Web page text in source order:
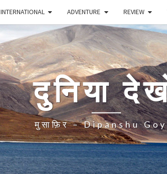
INTERNATIONAL ADVENTURE REVIEW
दुनिया
मुसाफ़िर – Dipanshu